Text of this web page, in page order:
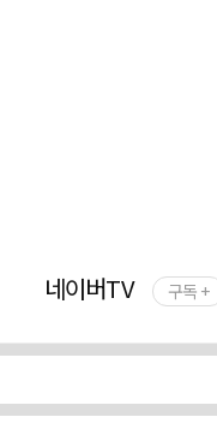
네이버TV 구독 +